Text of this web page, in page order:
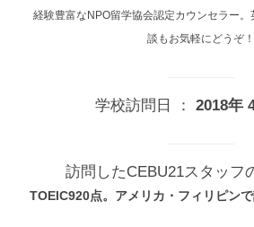
経験豊富なNPO留学協会認定カウンセラー
談もお気軽にどうぞ！
学校訪問日 ： 2018年
訪問したCEBU21スタッフ
TOEIC920点。アメリカ・フィリピン